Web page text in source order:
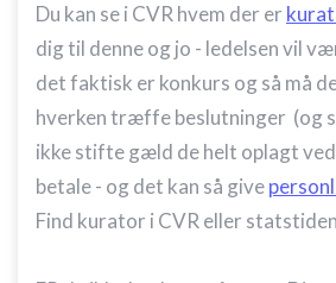
Du kan se i CVR hvem der er
dig til denne og jo - ledelsen vil
det faktisk er konkurs og så må
hverken træffe beslutninger (og
ikke stifte gæld de helt oplagt
betale - og det kan så give
Find kurator i CVR eller